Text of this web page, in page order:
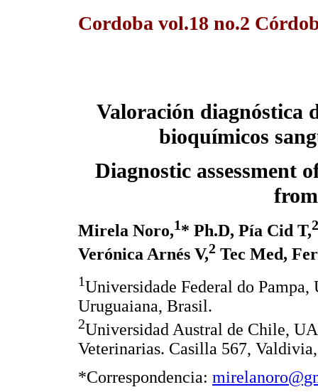
Cordoba vol.18 no.2
Valoración diagnóstica
bioquímicos
Diagnostic assessment
Mirela Noro,1* Ph.D, Pía Cid T,2
Verónica Arnés V,2 Tec Med,
1Universidade Federal do
Uruguaiana, Brasil.
2Universidad Austral de Chile,
Veterinarias. Casilla 567,
*Correspondencia: